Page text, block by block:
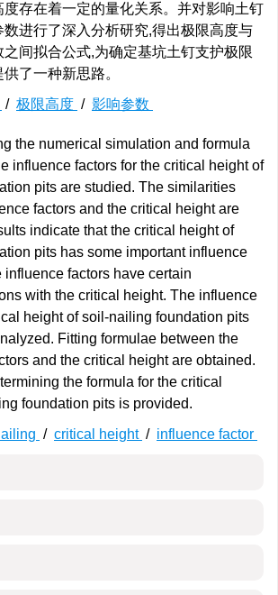
存在着一定的量化关系。并对影响土钉
进行了深入分析研究,得出极限高度与
间拟合公式,为确定基坑土钉支护极限
了一种新思路。
/ 极限高度 / 影响参数
the numerical simulation and formula
influence factors for the critical height of
pits are studied. The similarities
factors and the critical height are
indicate that the critical height of
pits has some important influence
influence factors have certain
with the critical height. The influence
height of soil-nailing foundation pits
Fitting formulae between the
and the critical height are obtained.
the formula for the critical
foundation pits is provided.
/ critical height / influence factor